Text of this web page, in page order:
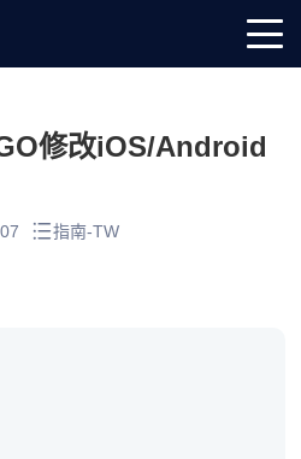
修改iOS/Android
指南-TW